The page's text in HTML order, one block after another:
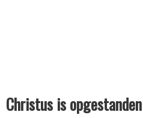
Christus is opgestanden